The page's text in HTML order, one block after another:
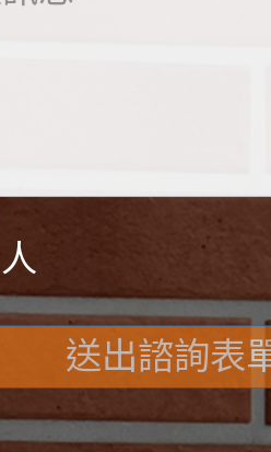
送出諮詢表